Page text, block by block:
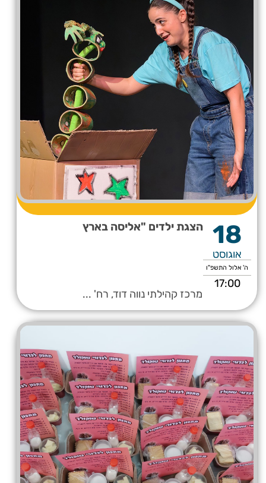
18
אוגוסט
ה' אלול התשפ"ו
17:00
הצגת ילדים "אליסה בארץ
מרכז קהילתי נווה דוד, רח' ...